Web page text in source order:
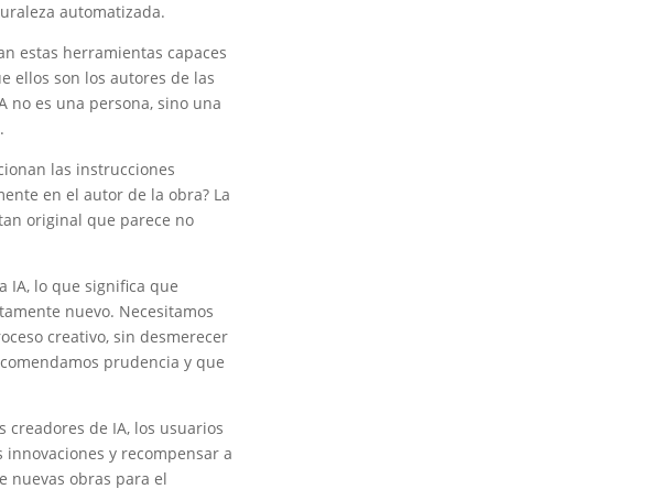
automatizada.
estas herramientas capaces
ellos son los autores de las
no es una persona, sino una
las instrucciones
en el autor de la obra? La
original que parece no
IA, lo que significa que
nuevo. Necesitamos
creativo, sin desmerecer
prudencia y que
de IA, los usuarios
y recompensar a
nuevas obras para el